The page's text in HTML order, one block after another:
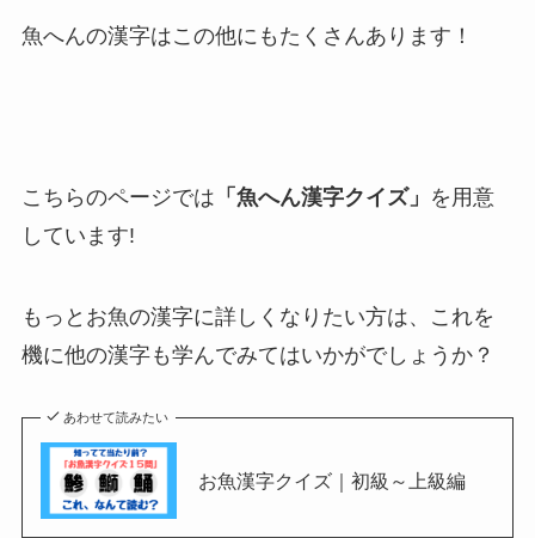
魚へんの漢字はこの他にもたくさんあります！
こちらのページでは 「魚へん漢字クイズ」 を用意
しています!
もっとお魚の漢字に詳しくなりたい方は、これを
機に他の漢字も学んでみてはいかがでしょうか？
あわせて読みたい
お魚漢字クイズ｜初級～上級編